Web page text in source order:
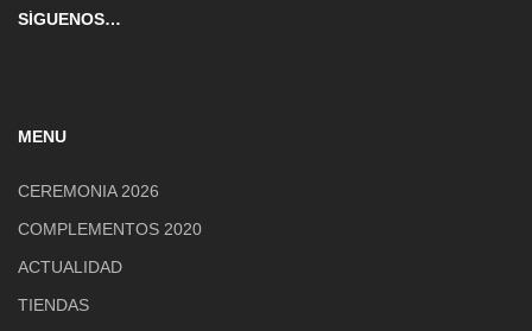
SÍGUENOS…
MENU
CEREMONIA 2026
COMPLEMENTOS 2020
ACTUALIDAD
TIENDAS